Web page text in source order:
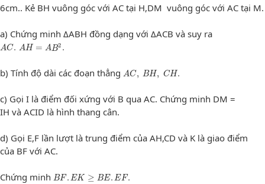
6cm.. Kẻ BH vuông góc với AC tại H,DM vuông góc với AC tại M.
a) Chứng minh ΔABH đồng dạng với ΔACB và suy ra
AC. AH = AB2 .
AC. H =A .
b) Tính độ dài các đoạn thẳng AC, BH, CH.
A C, BH, C H.
c) Gọi I là điểm đối xứng với B qua AC. Chứng minh DM =
IH và ACID là hình thang cân.
d) Gọi E,F lần lượt là trung điểm của AH,CD và K là giao điểm
của BF với AC.
Chứng minh BF. EK ≥ BE. EF.
BF.E K≥B EF.